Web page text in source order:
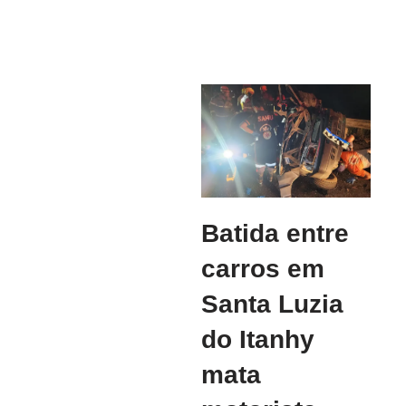
Batida entre
carros em
Santa Luzia
do Itanhy
mata